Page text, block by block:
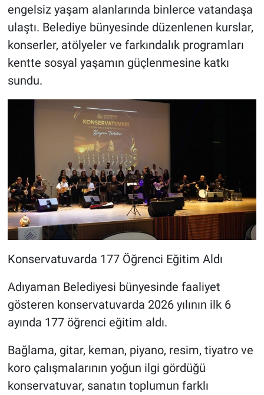
engelsiz yaşam alanlarında binlerce vatandaşa
ulaştı. Belediye bünyesinde düzenlenen kurslar,
konserler, atölyeler ve farkındalık programları
kentte sosyal yaşamın güçlenmesine katkı
sundu.
Konservatuvarda 177 Öğrenci Eğitim Aldı
Adıyaman Belediyesi bünyesinde faaliyet
gösteren konservatuvarda 2026 yılının ilk 6
ayında 177 öğrenci eğitim aldı.
Bağlama, gitar, keman, piyano, resim, tiyatro ve
koro çalışmalarının yoğun ilgi gördüğü
konservatuvar, sanatın toplumun farklı